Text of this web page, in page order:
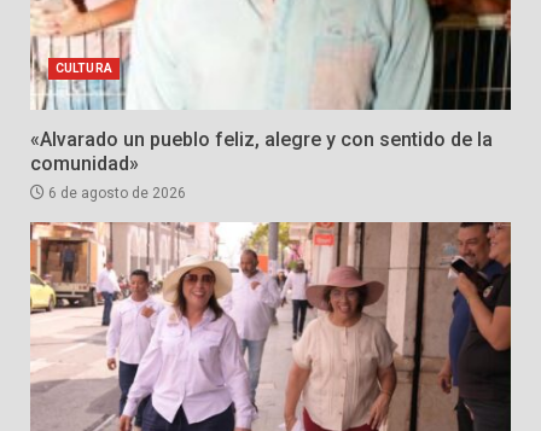
CULTURA
«Alvarado un pueblo feliz, alegre y con sentido de la
comunidad»
6 de agosto de 2026